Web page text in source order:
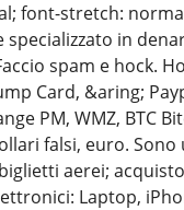
font-stretch:
in
spam e hock.
Card, &aring;
PM, WMZ, BTC
falsi, euro.
aerei;
Laptop,